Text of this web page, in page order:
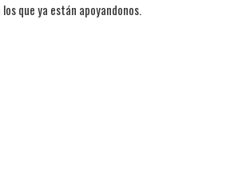
que ya están apoyandonos.